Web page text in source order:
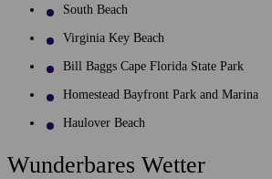
South Beach
Virginia Key Beach
Bill Baggs Cape Florida State Park
Homestead Bayfront Park and Marina
Haulover Beach
Wunderbares Wetter